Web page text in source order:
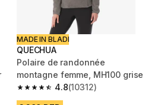
MADE IN BLADI
QUECHUA
Polaire de randonnée
montagne femme, MH100 grise
4.8
4.8 out of 5 stars from 10312
(10312)